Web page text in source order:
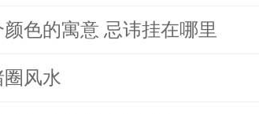
色的寓意 忌讳挂在哪里
风水